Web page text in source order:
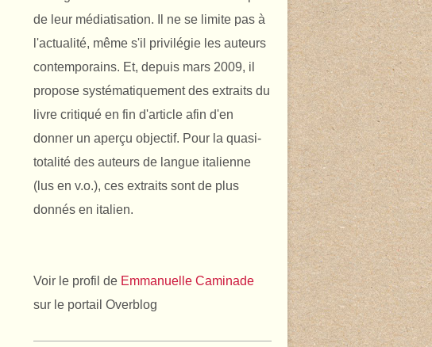
de leur médiatisation. Il ne se limite pas à
l'actualité, même s'il privilégie les auteurs
contemporains. Et, depuis mars 2009, il
propose systématiquement des extraits du
livre critiqué en fin d'article afin d'en
donner un aperçu objectif. Pour la quasi-
totalité des auteurs de langue italienne
(lus en v.o.), ces extraits sont de plus
donnés en italien.
Voir le profil de Emmanuelle Caminade
sur le portail Overblog